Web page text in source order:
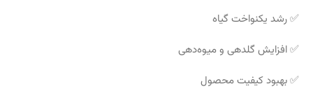
✅ رشد یکنواخت گیاه
✅ افزایش گلدهی و میوه‌دهی
✅ بهبود کیفیت محصول